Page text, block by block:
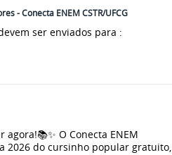
- Conecta ENEM CSTR/UFCG
ser enviados para :
O Conecta ENEM
2026 do cursinho popular gratuito,